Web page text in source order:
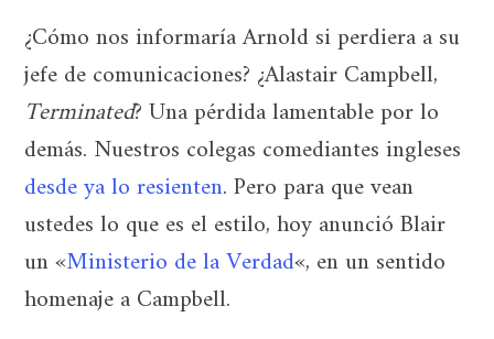
¿Cómo nos informaría Arnold si perdiera a su
jefe de comunicaciones? ¿Alastair Campbell,
Terminated? Una pérdida lamentable por lo
demás. Nuestros colegas comediantes ingleses
desde ya lo resienten. Pero para que vean
ustedes lo que es el estilo, hoy anunció Blair
un «Ministerio de la Verdad«, en un sentido
homenaje a Campbell.